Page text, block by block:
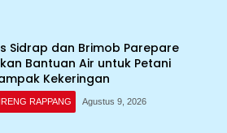
Sidrap dan Brimob Parepare
Bantuan Air untuk Petani
Kekeringan
RAPPANG Agustus 9, 2026